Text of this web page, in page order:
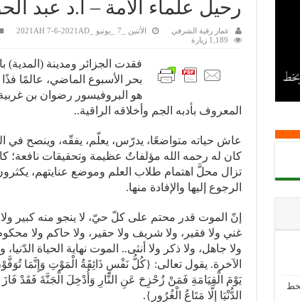
رحيل علماء الأمة – أ.د عبد
عمار رقبة الشرفي الأثنين _7 _يونيو _2021AH 7-6-2021AD
1,189 زيارة
فقدت الجزائر ومدينة
بحر الأسبوع الماضي، عالمًا فذًا
هو البروفيسور رضوان بن
المعروف بأدبه الجم وأخلاقه الراقية..
عاش حياته متواضعًا، يدرّس، يعلّم، يفقّه، وينصح في
كان له رحمه الله مؤلفاتٌ عظيمة وتحقيقات نافعة؛
تزال محلَّ اهتمام طلاب العلم وموضع عنايتهم،
الرجوع إليها والإفادة منها.
إنّ الموت قدر محتم على كلّ حيّ، لا ينجو منه كبير
غني ولا فقير، ولا شريف ولا حقير، ولا حاكم ولا
ولا جاهل، ولا ذكر ولا أنثى.. الموت نهاية الحياة الدّنيا،
الآخرة. يقول تعالى: {كُلُّ نَفْسٍ ذَائِقَةُ الْمَوْتِ وَإِنَّمَا
يَوْمَ الْقِيَامَةِ فَمَنْ زُحْزِحَ عَنِ النَّارِ وَأُدْخِلَ الْجَنَّةَ فَقَدْ فَازَ
الدُّنْيَا إِلَّا مَتَاعُ الْغُرُورِ}.